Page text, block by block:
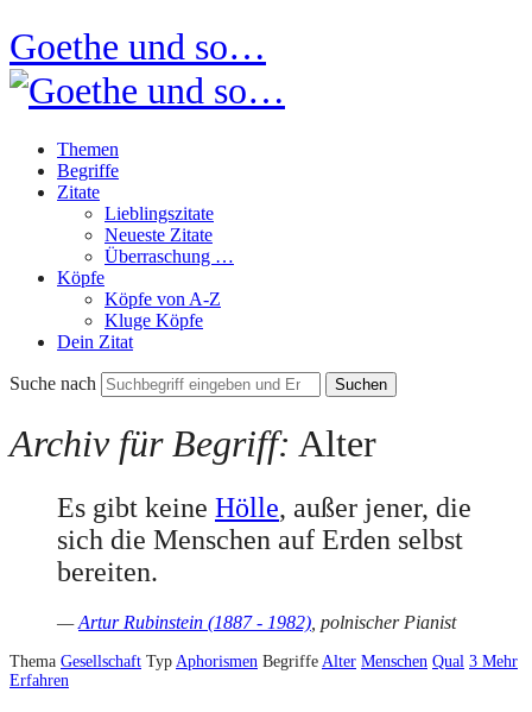
Goethe und so…
Themen
Begriffe
Zitate
Lieblingszitate
Neueste Zitate
Überraschung …
Köpfe
Köpfe von A-Z
Kluge Köpfe
Dein Zitat
Suche nach
Archiv für Begriff: Alter
Es gibt keine Hölle, außer jener, die
sich die Menschen auf Erden selbst
bereiten.
—Artur Rubinstein (1887 - 1982) , polnischer Pianist
Thema Gesellschaft Typ Aphorismen Begriffe Alter Menschen Qual 3 Mehr
Erfahren